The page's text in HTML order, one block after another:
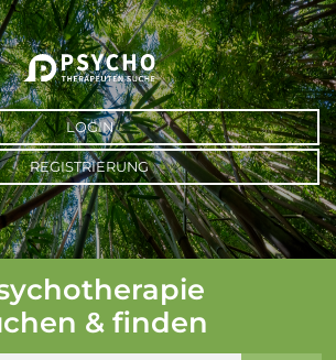
& finden
LOGIN
REGISTRIERUNG